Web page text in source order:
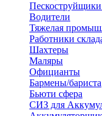
Водители
Тяжелая
Работники
Шахтеры
Маляры
Официанты
Бармены/бариста
Бьюти сфера
СИЗ для